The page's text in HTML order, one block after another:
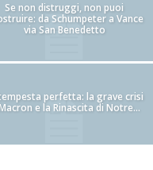
Se non distruggi, non puoi
da Schumpeter a Vance
via San Benedetto
perfetta: la grave crisi
e la Rinascita di Notre...